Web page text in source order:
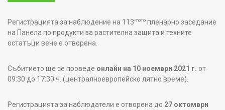
Регистрацията за наблюдение на 113-тото пленарно заседание
на Панела по продукти за растителна защита и техните
остатъци вече е отворена.
Събитието ще се проведе онлайн на 10 ноември 2021 г. от
09:30 до 17:30 ч. (централноевропейско лятно време).
Регистрацията за наблюдатели е отворена до 27 октомври